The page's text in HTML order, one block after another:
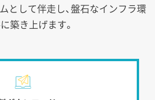
として伴走し、盤石なインフラ環
築き上げます。